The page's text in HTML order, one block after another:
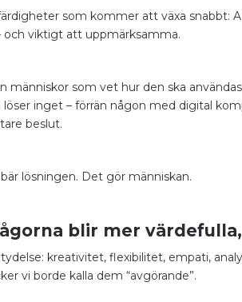
som kommer att växa snabbt:
och viktigt att uppmärksamma.
människor som vet hur den ska
inget – förrän någon med digital
beslut.
lösningen. Det gör människan.
blir mer
kreativitet, flexibilitet, empati,
vi borde kalla dem “avgörande”.